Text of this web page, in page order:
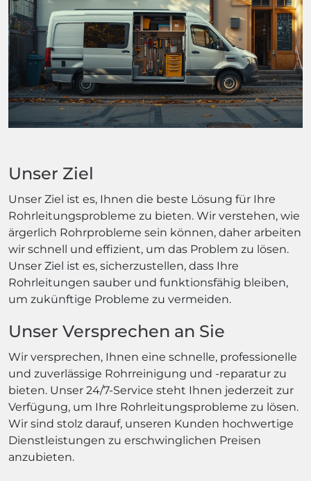
Unser Ziel
Unser Ziel ist es, Ihnen die beste Lösung für Ihre
Rohrleitungsprobleme zu bieten. Wir verstehen, wie
ärgerlich Rohrprobleme sein können, daher arbeiten
wir schnell und effizient, um das Problem zu lösen.
Unser Ziel ist es, sicherzustellen, dass Ihre
Rohrleitungen sauber und funktionsfähig bleiben,
um zukünftige Probleme zu vermeiden.
Unser Versprechen an Sie
Wir versprechen, Ihnen eine schnelle, professionelle
und zuverlässige Rohrreinigung und -reparatur zu
bieten. Unser 24/7-Service steht Ihnen jederzeit zur
Verfügung, um Ihre Rohrleitungsprobleme zu lösen.
Wir sind stolz darauf, unseren Kunden hochwertige
Dienstleistungen zu erschwinglichen Preisen
anzubieten.